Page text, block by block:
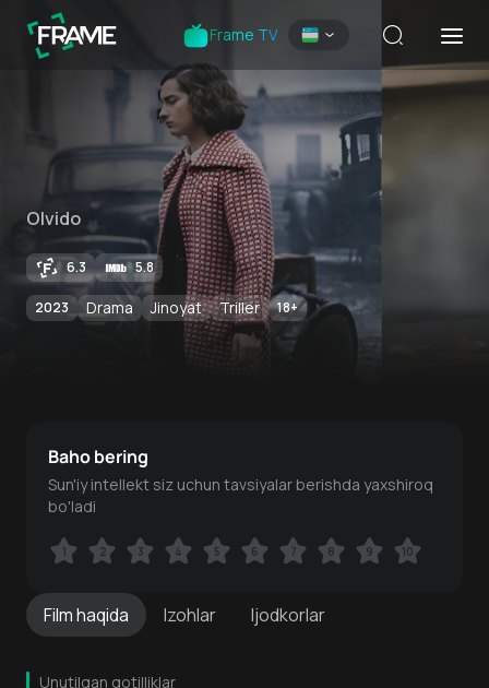
Frame TV
Olvido
6.3 5.8
2023 Drama Jinoyat Triller 18+
Filmhaqida Izohlar Ijodkorlar
Unutilgan qotilliklar
Baho bering
Sun'iy intellekt siz uchun tavsiyalar berishda yaxshiroq
bo'ladi
1 2 3 4 5 6 7 8 9 10
1 2 3 4 5 6 7 8 9 10